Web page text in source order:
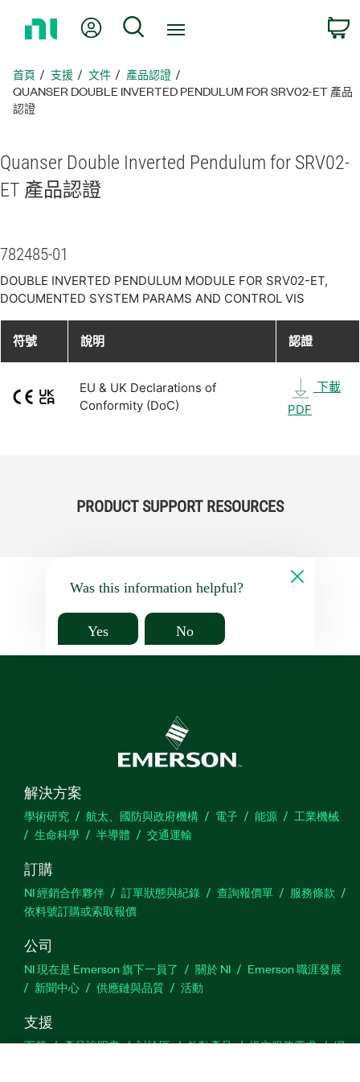
頁
我的帳號 搜尋
首頁 支援 文件
產品認證
QUANSER DOUBLE INVERTED PENDULUM FOR SRV02-ET 產品
認證
Quanser Double Inverted Pendulum for SRV02-
ET 產品認證
782485-01
DOUBLE INVERTED PENDULUM MODULE FOR SRV02-ET,
DOCUMENTED SYSTEM PARAMS AND CONTROL VIS
符號 說明 認證
EU & UK Declarations of
Conformity (DoC)
下載
PDF
PRODUCT SUPPORT RESOURCES
Was this information helpful?
Yes No
解決方案
學術研究 航太、國防與政府機構 電子 能源
工業機械
生命科學
半導體 交通運輸
訂購
NI 經銷合作夥伴 訂單狀態與紀錄 查詢報價單
服務條款
依料號訂購或索取報價
公司
NI 現在是 Emerson 旗下一員了 關於 NI
Emerson 職涯發展
新聞中心
供應鏈與品質 活動
支援
下載 產品說明書 討論區 啟動產品 提交服務需求
網